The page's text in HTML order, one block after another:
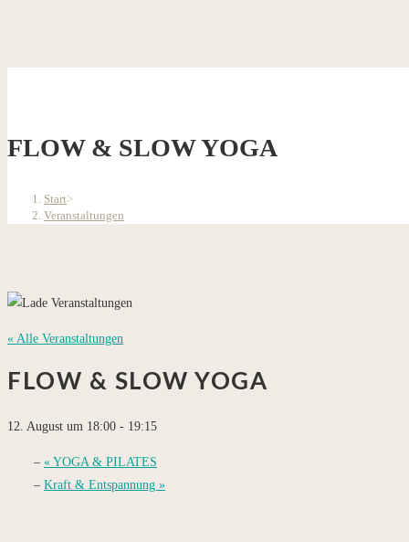
FLOW & SLOW YOGA
Start>
Veranstaltungen
« Alle Veranstaltungen
FLOW & SLOW YOGA
12. August um 18:00 - 19:15
« YOGA & PILATES
Kraft & Entspannung »